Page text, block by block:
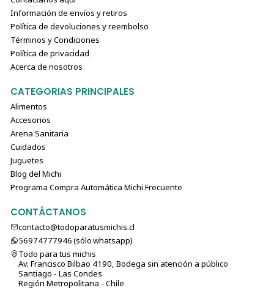
Información de envíos y retiros
Política de devoluciones y reembolso
Términos y Condiciones
Política de privacidad
Acerca de nosotros
CATEGORIAS PRINCIPALES
Alimentos
Accesorios
Arena Sanitaria
Cuidados
Juguetes
Blog del Michi
Programa Compra Automática Michi Frecuente
CONTÁCTANOS
contacto@todoparatusmichis.cl
56974777946 (sólo⁣⁣⁣⁣⁣​​​​​​​​​​​​​​​ whatsapp)
Todo para tus michis
Av. Francisco Bilbao 4190, Bodega sin atención a público
Santiago - Las Condes
Región Metropolitana - Chile